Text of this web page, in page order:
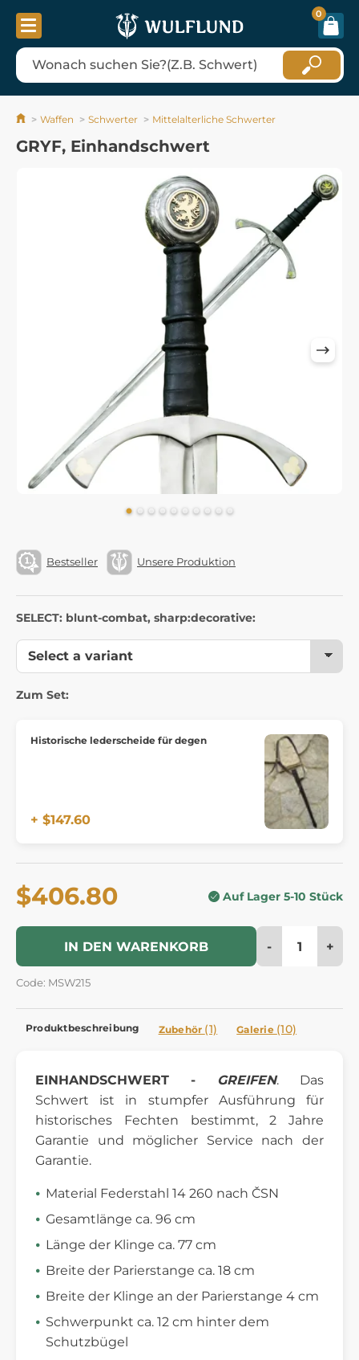
0
Waffen Schwerter Mittelalterliche Schwerter
GRYF, Einhandschwert
Bestseller Unsere Produktion
SELECT: blunt-combat, sharp:decorative:
Zum Set:
Historische lederscheide für degen
+ $147.60
$406.80 Auf Lager 5-10 Stück
IN DEN WARENKORB - +
Code: MSW215
Produktbeschreibung Zubehör (1) Galerie (10)
EINHANDSCHWERT - GREIFEN. Das
Schwert ist in stumpfer Ausführung für
historisches Fechten bestimmt, 2 Jahre
Garantie und möglicher Service nach der
Garantie.
Material Federstahl 14 260 nach ČSN
Gesamtlänge ca. 96 cm
Länge der Klinge ca. 77 cm
Breite der Parierstange ca. 18 cm
Breite der Klinge an der Parierstange 4 cm
Schwerpunkt ca. 12 cm hinter dem
Schutzbügel